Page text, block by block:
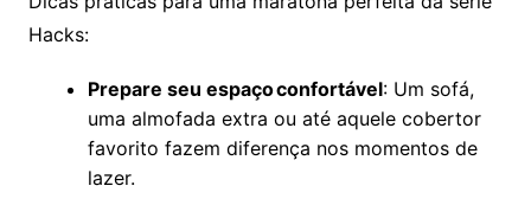
Hacks:
Prepare seu espaço confortável: Um sofá,
uma almofada extra ou até aquele cobertor
favorito fazem diferença nos momentos de
lazer.